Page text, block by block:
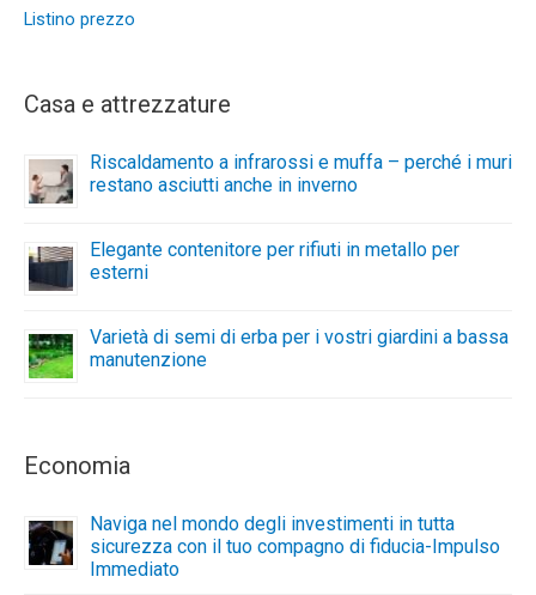
Listino prezzo
Casa e attrezzature
Riscaldamento a infrarossi e muffa – perché i muri
restano asciutti anche in inverno
Elegante contenitore per rifiuti in metallo per
esterni
Varietà di semi di erba per i vostri giardini a bassa
manutenzione
Economia
Naviga nel mondo degli investimenti in tutta
sicurezza con il tuo compagno di fiducia-Impulso
Immediato